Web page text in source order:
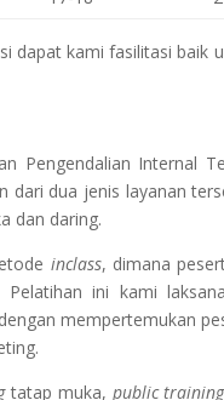
dapat kami fasilitasi baik
Pengendalian Internal
dari dua jenis layanan
dan daring.
inclass, dimana
ini kami
mempertemukan
tatap muka, public training